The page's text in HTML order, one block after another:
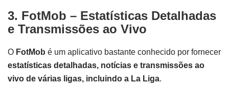
3. FotMob – Estatísticas Detalhadas
e Transmissões ao Vivo
O FotMob é um aplicativo bastante conhecido por fornecer
estatísticas detalhadas, notícias e transmissões ao
vivo de várias ligas, incluindo a La Liga.